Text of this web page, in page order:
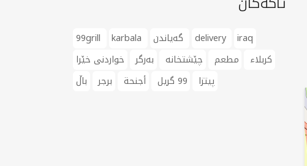
99grill karbala delivery
iraq
كربلاء
مطعم چێشتخانە بەرگر
خواردنی خێرا
پیتزا
99 گریل أجنحة برجر باڵ